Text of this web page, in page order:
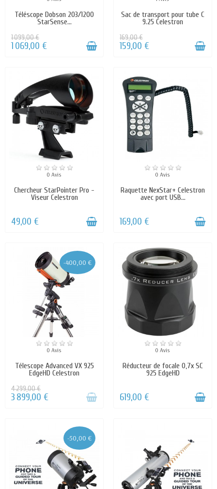
Téléscope Dobson 203/1200
StarSense...
1 099,00 €
1 069,00 €
Sac de transport pour tube C
9.25 Celestron
169,00 €
159,00 €
0 Avis
Chercheur StarPointer Pro -
Viseur Celestron
49,00 €
0 Avis
Raquette NexStar+ Celestron
avec port USB...
169,00 €
-400,00 €
0 Avis
Télescope Advanced VX 925
EdgeHD Celestron
4 299,00 €
3 899,00 €
0 Avis
Réducteur de focale 0,7x SC
925 EdgeHD
619,00 €
-50,00 €